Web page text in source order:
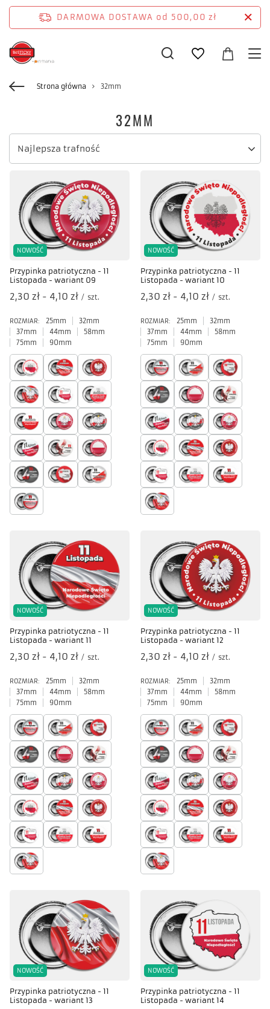
DARMOWA DOSTAWA od 500,00 zł
Strona główna 32mm
32MM
Zmień sortowanie
Najlepsza trafność
NOWOŚĆ
Przypinka patriotyczna - 11
Listopada - wariant 09
od
2,30 zł - do
4,10 zł / szt.
ROZMIAR: 25mm
32mm
37mm
44mm
58mm
75mm
90mm
NOWOŚĆ
Przypinka patriotyczna - 11
Listopada - wariant 10
od
2,30 zł - do
4,10 zł / szt.
ROZMIAR: 25mm
32mm
37mm
44mm
58mm
75mm
90mm
NOWOŚĆ
Przypinka patriotyczna - 11
Listopada - wariant 11
od
2,30 zł - do
4,10 zł / szt.
ROZMIAR: 25mm
32mm
37mm
44mm
58mm
75mm
90mm
NOWOŚĆ
Przypinka patriotyczna - 11
Listopada - wariant 12
od
2,30 zł - do
4,10 zł / szt.
ROZMIAR: 25mm
32mm
37mm
44mm
58mm
75mm
90mm
NOWOŚĆ
Przypinka patriotyczna - 11
Listopada - wariant 13
NOWOŚĆ
Przypinka patriotyczna - 11
Listopada - wariant 14